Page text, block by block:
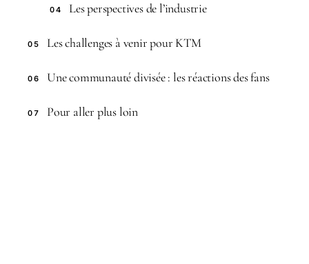
04 Les perspectives de l’industrie
05 Les challenges à venir pour KTM
06 Une communauté divisée : les réactions des fans
07 Pour aller plus loin